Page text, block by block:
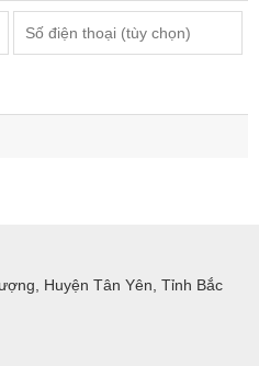
Huyện Tân Yên, Tỉnh Bắc